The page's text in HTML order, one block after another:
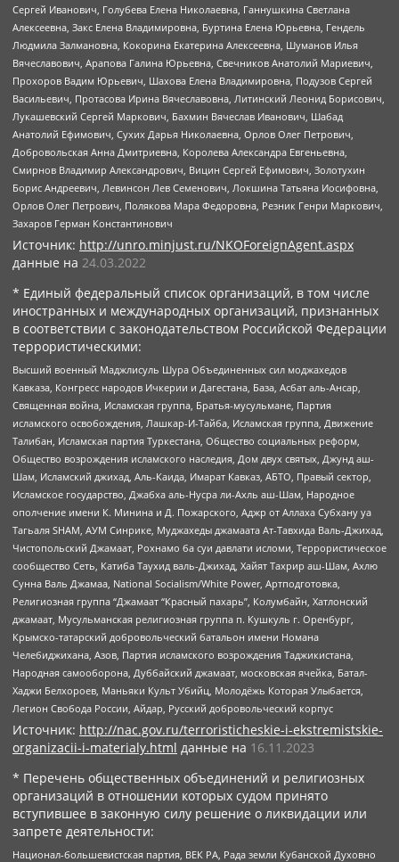
Сергей Иванович, Голубева Елена Николаевна, Ганнушкина Светлана
Алексеевна, Закс Елена Владимировна, Буртина Елена Юрьевна, Гендель
Людмила Залмановна, Кокорина Екатерина Алексеевна, Шуманов Илья
Вячеславович, Арапова Галина Юрьевна, Свечников Анатолий Мариевич,
Прохоров Вадим Юрьевич, Шахова Елена Владимировна, Подузов Сергей
Васильевич, Протасова Ирина Вячеславовна, Литинский Леонид Борисович,
Лукашевский Сергей Маркович, Бахмин Вячеслав Иванович, Шабад
Анатолий Ефимович, Сухих Дарья Николаевна, Орлов Олег Петрович,
Добровольская Анна Дмитриевна, Королева Александра Евгеньевна,
Смирнов Владимир Александрович, Вицин Сергей Ефимович, Золотухин
Борис Андреевич, Левинсон Лев Семенович, Локшина Татьяна Иосифовна,
Орлов Олег Петрович, Полякова Мара Федоровна, Резник Генри Маркович,
Захаров Герман Константинович
Источник: http://unro.minjust.ru/NKOForeignAgent.aspx
данные на 24.03.2022
* Единый федеральный список организаций, в том числе
иностранных и международных организаций, признанных
в соответствии с законодательством Российской Федерации
террористическими:
Высший военный Маджлисуль Шура Объединенных сил моджахедов
Кавказа, Конгресс народов Ичкерии и Дагестана, База, Асбат аль-Ансар,
Священная война, Исламская группа, Братья-мусульмане, Партия
исламского освобождения, Лашкар-И-Тайба, Исламская группа, Движение
Талибан, Исламская партия Туркестана, Общество социальных реформ,
Общество возрождения исламского наследия, Дом двух святых, Джунд аш-
Шам, Исламский джихад, Аль-Каида, Имарат Кавказ, АБТО, Правый сектор,
Исламское государство, Джабха аль-Нусра ли-Ахль аш-Шам, Народное
ополчение имени К. Минина и Д. Пожарского, Аджр от Аллаха Субхану уа
Тагьаля SHAM, АУМ Синрике, Муджахеды джамаата Ат-Тавхида Валь-Джихад,
Чистопольский Джамаат, Рохнамо ба суи давлати исломи, Террористическое
сообщество Сеть, Катиба Таухид валь-Джихад, Хайят Тахрир аш-Шам, Ахлю
Сунна Валь Джамаа, National Socialism/White Power, Артподготовка,
Религиозная группа “Джамаат “Красный пахарь”, Колумбайн, Хатлонский
джамаат, Мусульманская религиозная группа п. Кушкуль г. Оренбург,
Крымско-татарский добровольческий батальон имени Номана
Челебиджихана, Азов, Партия исламского возрождения Таджикистана,
Народная самооборона, Дуббайский джамаат, московская ячейка, Батал-
Хаджи Белхороев, Маньяки Культ Убийц, Молодёжь Которая Улыбается,
Легион Свобода России, Айдар, Русский добровольческий корпус
Источник: http://nac.gov.ru/terroristicheskie-i-ekstremistskie-
organizacii-i-materialy.html данные на 16.11.2023
* Перечень общественных объединений и религиозных
организаций в отношении которых судом принято
вступившее в законную силу решение о ликвидации или
запрете деятельности:
Национал-большевистская партия, ВЕК РА, Рада земли Кубанской Духовно